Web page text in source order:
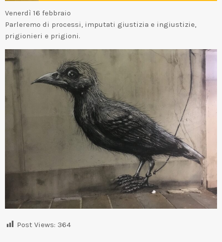
Venerdì 16 febbraio
Parleremo di processi, imputati giustizia e ingiustizie,
prigionieri e prigioni.
Post Views: 364